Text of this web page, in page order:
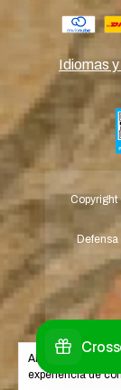
Al navegar por
experiencia de
Idiomas